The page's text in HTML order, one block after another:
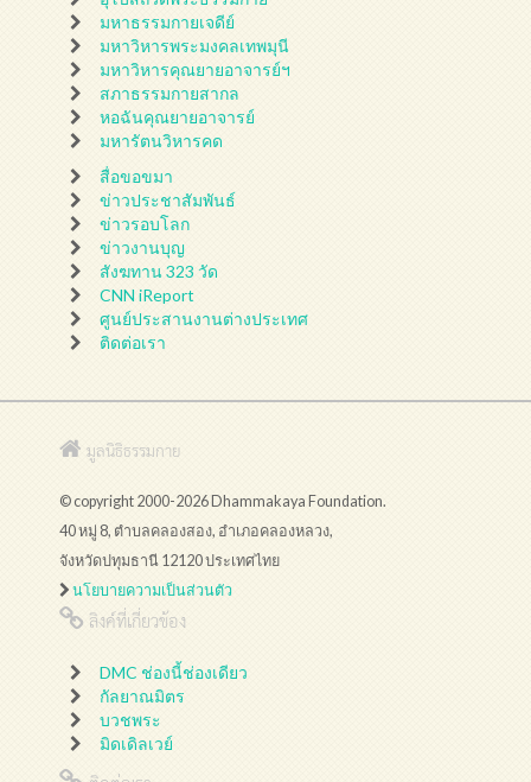
มหาธรรมกายเจดีย์
มหาวิหารพระมงคลเทพมุนี
มหาวิหารคุณยายอาจารย์ฯ
สภาธรรมกายสากล
หอฉันคุณยายอาจารย์
มหารัตนวิหารคด
สื่อขอขมา
ข่าวประชาสัมพันธ์
ข่าวรอบโลก
ข่าวงานบุญ
สังฆทาน 323 วัด
CNN iReport
ศูนย์ประสานงานต่างประเทศ
ติดต่อเรา
มูลนิธิธรรมกาย
© copyright 2000-2026 Dhammakaya Foundation.
40 หมู่ 8, ตำบลคลองสอง, อำเภอคลองหลวง,
จังหวัดปทุมธานี 12120 ประเทศไทย
นโยบายความเป็นส่วนตัว
ลิงค์ที่เกี่ยวข้อง
DMC ช่องนี้ช่องเดียว
กัลยาณมิตร
บวชพระ
มิดเดิลเวย์